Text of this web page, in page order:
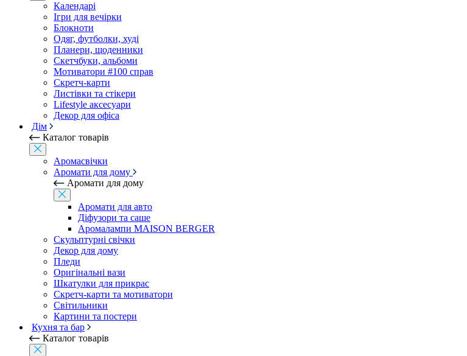
Календарі
Ігри для вечірки
Блокноти
Одяг, футболки, худі
Планери, щоденники
Скетчбуки, альбоми
Мотиватори #100 справ
Скретч-карти
Листівки та стікери
Lifestyle аксесуари
Декор для офіса
Дім
Каталог товарів
Аромасвічки
Аромати для дому
Аромати для дому
Аромати для авто
Діфузори та саше
Аромалампи MAISON BERGER
Скульптурні свічки
Декор для дому
Пледи
Оригінальні вази
Шкатулки для прикрас
Скретч-карти та мотиватори
Світильники
Картини та постери
Кухня та бар
Каталог товарів